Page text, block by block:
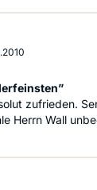
zufrieden.
Herrn Wall